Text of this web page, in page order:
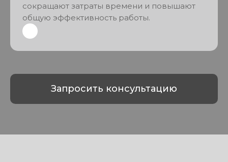
сокращают затраты времени и повышают
общую эффективность работы.
Запросить консультацию